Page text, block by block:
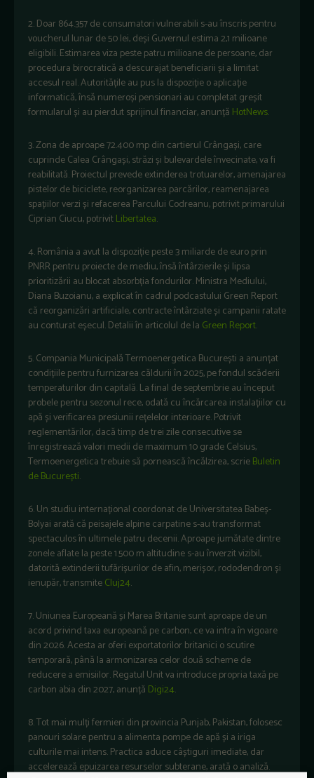
2. Doar 864.357 de consumatori vulnerabili s-au înscris pentru
voucherul lunar de 50 lei, deși Guvernul estima 2,1 milioane
eligibili. Estimarea viza peste patru milioane de persoane, dar
procedura birocratică a descurajat beneficiarii și a limitat
accesul real. Autoritățile au pus la dispoziție o aplicație
informatică, însă numeroși pensionari au completat greșit
formularul și au pierdut sprijinul financiar, anunță HotNews.
3. Zona de aproape 72.400 mp din cartierul Crângași, care
cuprinde Calea Crângași, străzi și bulevardele învecinate, va fi
reabilitată. Proiectul prevede extinderea trotuarelor, amenajarea
pistelor de biciclete, reorganizarea parcărilor, reamenajarea
spațiilor verzi și refacerea Parcului Codreanu, potrivit primarului
Ciprian Ciucu, potrivitLibertatea.
4. România a avut la dispoziție peste 3 miliarde de euro prin
PNRR pentru proiecte de mediu, însă întârzierile și lipsa
prioritizării au blocat absorbția fondurilor. Ministra Mediului,
Diana Buzoianu, a explicat în cadrul podcastului Green Report
că reorganizări artificiale, contracte întârziate și campanii ratate
au conturat eșecul. Detalii în articolul de la Green Report.
5. Compania Municipală Termoenergetica București a anunțat
condițiile pentru furnizarea căldurii în 2025, pe fondul scăderii
temperaturilor din capitală. La final de septembrie au început
probele pentru sezonul rece, odată cu încărcarea instalațiilor cu
apă și verificarea presiunii rețelelor interioare. Potrivit
reglementărilor, dacă timp de trei zile consecutive se
înregistrează valori medii de maximum 10 grade Celsius,
Termoenergetica trebuie să pornească încălzirea, scrieBuletin
de București.
6. Un studiu internațional coordonat de Universitatea Babeș-
Bolyai arată că peisajele alpine carpatine s-au transformat
spectaculos în ultimele patru decenii. Aproape jumătate dintre
zonele aflate la peste 1.500 m altitudine s-au înverzit vizibil,
datorită extinderii tufărișurilor de afin, merișor, rododendron și
ienupăr, transmiteCluj24.
7. Uniunea Europeană și Marea Britanie sunt aproape de un
acord privind taxa europeană pe carbon, ce va intra în vigoare
din 2026. Acesta ar oferi exportatorilor britanici o scutire
temporară, până la armonizarea celor două scheme de
reducere a emisiilor. Regatul Unit va introduce propria taxă pe
carbon abia din 2027, anunță Digi24.
8. Tot mai mulți fermieri din provincia Punjab, Pakistan, folosesc
panouri solare pentru a alimenta pompe de apă și a iriga
culturile mai intens. Practica aduce câștiguri imediate, dar
accelerează epuizarea resurselor subterane, arată o analiză.